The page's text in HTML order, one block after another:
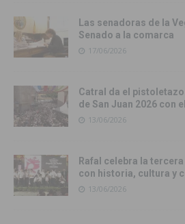
Las senadoras de la
Senado a la comarca
17/06/2026
Catral da el
de San Juan 2026 con
13/06/2026
Rafal celebra la
con historia, cultura y
13/06/2026